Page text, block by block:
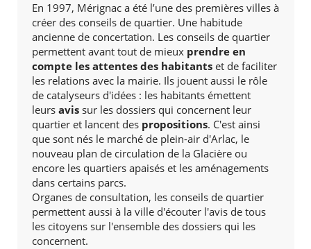
En 1997, Mérignac a été l’une des premières villes à
créer des conseils de quartier. Une habitude
ancienne de concertation. Les conseils de quartier
permettent avant tout de mieux prendre en
compte les attentes des habitantset de faciliter
les relations avec la mairie. Ils jouent aussi le rôle
de catalyseurs d'idées : les habitants émettent
leursavissur les dossiers qui concernent leur
quartier et lancent des propositions. C'est ainsi
que sont nés le marché de plein-air d'Arlac, le
nouveau plan de circulation de la Glacière ou
encore les quartiers apaisés et les aménagements
dans certains parcs.
Organes de consultation, les conseils de quartier
permettent aussi à la ville d'écouter l'avis de tous
les citoyens sur l'ensemble des dossiers qui les
concernent.